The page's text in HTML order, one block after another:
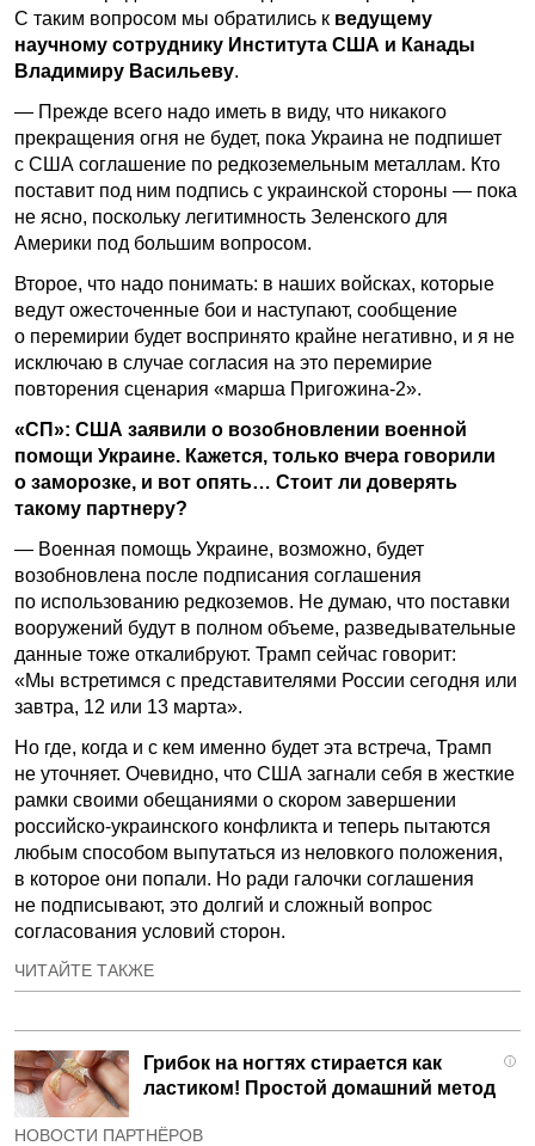
С таким вопросом мы обратились к ведущему
научному сотруднику Института США и Канады
Владимиру Васильеву.
— Прежде всего надо иметь в виду, что никакого
прекращения огня не будет, пока Украина не подпишет
с США соглашение по редкоземельным металлам. Кто
поставит под ним подпись с украинской стороны — пока
не ясно, поскольку легитимность Зеленского для
Америки под большим вопросом.
Второе, что надо понимать: в наших войсках, которые
ведут ожесточенные бои и наступают, сообщение
о перемирии будет воспринято крайне негативно, и я не
исключаю в случае согласия на это перемирие
повторения сценария «марша Пригожина-2».
«СП»: США заявили о возобновлении военной
помощи Украине. Кажется, только вчера говорили
о заморозке, и вот опять… Стоит ли доверять
такому партнеру?
— Военная помощь Украине, возможно, будет
возобновлена после подписания соглашения
по использованию редкоземов. Не думаю, что поставки
вооружений будут в полном объеме, разведывательные
данные тоже откалибруют. Трамп сейчас говорит:
«Мы встретимся с представителями России сегодня или
завтра, 12 или 13 марта».
Но где, когда и с кем именно будет эта встреча, Трамп
не уточняет. Очевидно, что США загнали себя в жесткие
рамки своими обещаниями о скором завершении
российско-украинского конфликта и теперь пытаются
любым способом выпутаться из неловкого положения,
в которое они попали. Но ради галочки соглашения
не подписывают, это долгий и сложный вопрос
согласования условий сторон.
ЧИТАЙТЕ ТАКЖЕ
i
Грибок на ногтях стирается как
ластиком! Простой домашний метод
НОВОСТИ ПАРТНЁРОВ